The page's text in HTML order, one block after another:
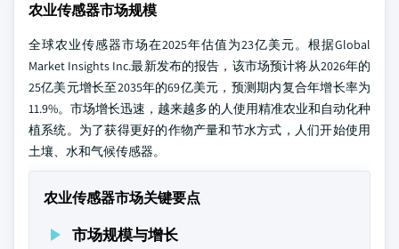
农业传感器市场规模
全球农业传感器市场在2025年估值为23亿美元。根据Global
Market Insights Inc.最新发布的报告，该市场预计将从2026年的
25亿美元增长至2035年的69亿美元，预测期内复合年增长率为
11.9%。市场增长迅速，越来越多的人使用精准农业和自动化种
植系统。为了获得更好的作物产量和节水方式，人们开始使用
土壤、水和气候传感器。
农业传感器市场关键要点
市场规模与增长